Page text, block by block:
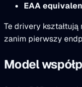
EAA
Te drivery
zanim pierwszy
Model